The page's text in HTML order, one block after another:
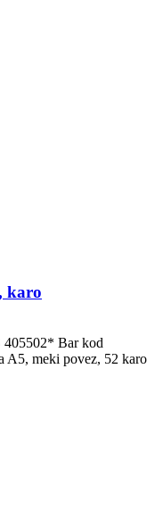
karo
405502* Bar kod
A5, meki povez, 52 karo